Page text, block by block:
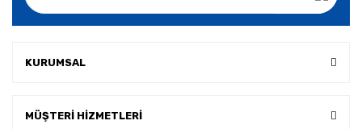
KURUMSAL
MÜŞTERİ HİZMETLERİ